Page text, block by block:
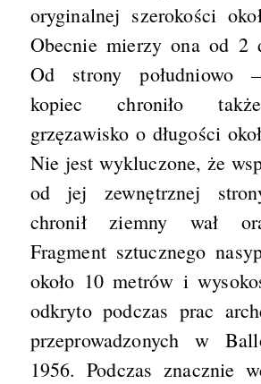
oryginalnej szerokości
Obecnie mierzy ona od 2
Od strony południowo
kopiec chroniło
grzęzawisko o długości
Nie jest wykluczone, że
od jej zewnętrznej
chronił ziemny wał
Fragment sztucznego
około 10 metrów i
odkryto podczas prac
przeprowadzonych w
1956. Podczas znacznie